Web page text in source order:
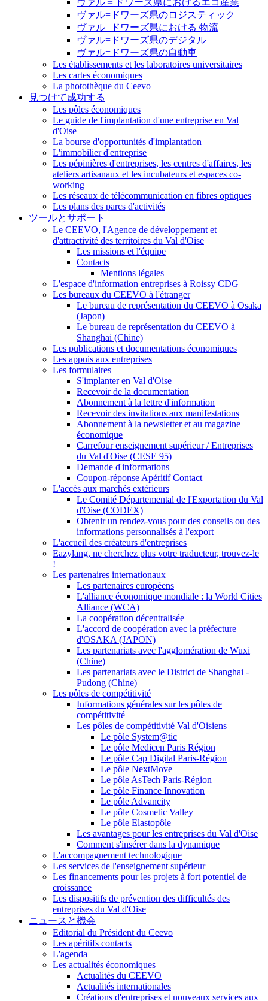
ヴァル=ドワーズ県のロジスティック
ヴァル=ドワーズ県における 物流
ヴァル=ドワーズ県のデジタル
ヴァル=ドワーズ県の自動車
Les établissements et les laboratoires universitaires
Les cartes économiques
La photothèque du Ceevo
見つけて成功する
Les pôles économiques
Le guide de l'implantation d'une entreprise en Val
d'Oise
La bourse d'opportunités d'implantation
L'immobilier d'entreprise
Les pépinières d'entreprises, les centres d'affaires, les
ateliers artisanaux et les incubateurs et espaces co-
working
Les réseaux de télécommunication en fibres optiques
Les plans des parcs d'activités
ツールとサポート
Le CEEVO, l'Agence de développement et
d'attractivité des territoires du Val d'Oise
Les missions et l'équipe
Contacts
Mentions légales
L'espace d'information entreprises à Roissy CDG
Les bureaux du CEEVO à l'étranger
Le bureau de représentation du CEEVO à Osaka
(Japon)
Le bureau de représentation du CEEVO à
Shanghai (Chine)
Les publications et documentations économiques
Les appuis aux entreprises
Les formulaires
S'implanter en Val d'Oise
Recevoir de la documentation
Abonnement à la lettre d'information
Recevoir des invitations aux manifestations
Abonnement à la newsletter et au magazine
économique
Carrefour enseignement supérieur / Entreprises
du Val d'Oise (CESE 95)
Demande d'informations
Coupon-réponse Apéritif Contact
L'accès aux marchés extérieurs
Le Comité Départemental de l'Exportation du Val
d'Oise (CODEX)
Obtenir un rendez-vous pour des conseils ou des
informations personnalisés à l'export
L'accueil des créateurs d'entreprises
Eazylang, ne cherchez plus votre traducteur, trouvez-le
!
Les partenaires internationaux
Les partenaires européens
L'alliance économique mondiale : la World Cities
Alliance (WCA)
La coopération décentralisée
L'accord de coopération avec la préfecture
d'OSAKA (JAPON)
Les partenariats avec l'agglomération de Wuxi
(Chine)
Les partenariats avec le District de Shanghai -
Pudong (Chine)
Les pôles de compétitivité
Informations générales sur les pôles de
compétitivité
Les pôles de compétitivité Val d'Oisiens
Le pôle System@tic
Le pôle Medicen Paris Région
Le pôle Cap Digital Paris-Région
Le pôle NextMove
Le pôle AsTech Paris-Région
Le pôle Finance Innovation
Le pôle Advancity
Le pôle Cosmetic Valley
Le pôle Elastopôle
Les avantages pour les entreprises du Val d'Oise
Comment s'insérer dans la dynamique
L'accompagnement technologique
Les services de l'enseignement supérieur
Les financements pour les projets à fort potentiel de
croissance
Les dispositifs de prévention des difficultés des
entreprises du Val d'Oise
ニュースと機会
Editorial du Président du Ceevo
Les apéritifs contacts
L'agenda
Les actualités économiques
Actualités du CEEVO
Actualités internationales
Créations d'entreprises et nouveaux services aux